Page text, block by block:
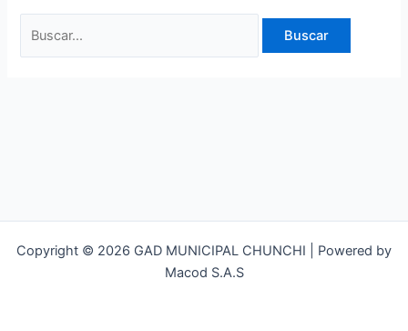
Copyright © 2026 GAD MUNICIPAL CHUNCHI | Powered by
Macod S.A.S